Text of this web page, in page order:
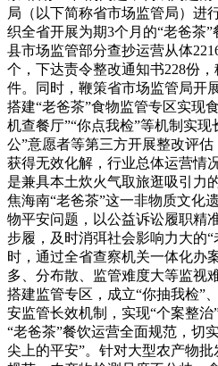
局（以下简称省市场监管局）进
织全省开展为期3个月的“老爸茶
县市场监管部分查抄运营从体
个，下达责令整改通知书228份
件。同时，鞭策省市场监管局开
搭建“老爸茶”食物监管专区实现
机查餐厅”“你点我检”等机制实
公”意愿者等第三方开展整改评
获得无效化解，行业总体运营情
是兼具本土炊火气取旅逛吸引力
焦海南“老爸茶”这一非物质文化
物平安问题，以公益诉讼履职精
步履，及时消弭社会影响力大的
时，通过全省查察机关一体化办
多、分布散、监管难度大等监视
搭建监管专区，成立“你抽我检”
安监管长效机制，实现“个案整治
“老爸茶”餐饮运营全面规范，切
尖上的平安”。针对大型农产物